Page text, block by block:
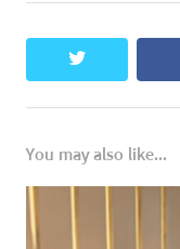
twitter
You may also like...